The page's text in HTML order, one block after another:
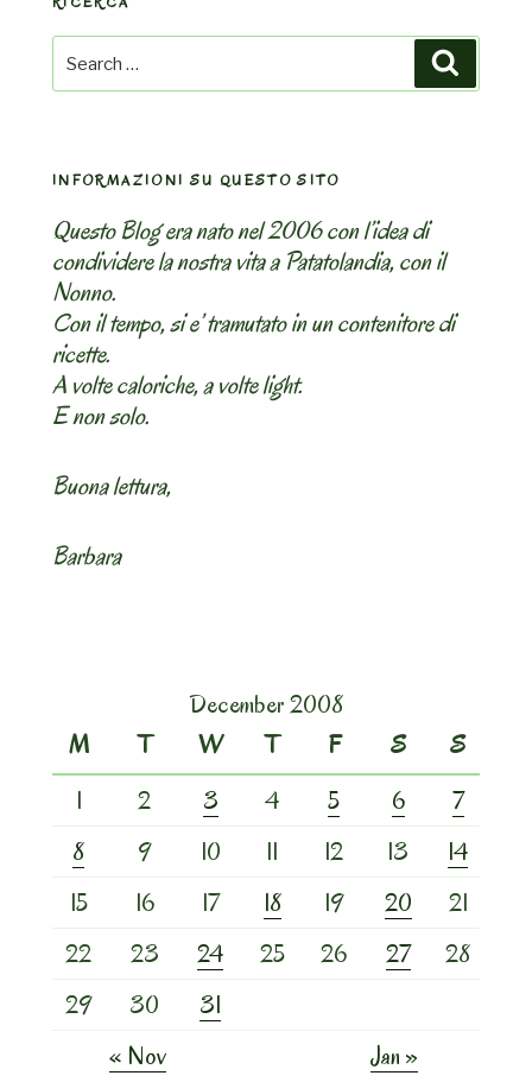
Search
for:
INFORMAZIONI SU QUESTO SITO
Questo Blog era nato nel 2006 con l’idea di
condividere la nostra vita a Patatolandia, con il
Nonno.
Con il tempo, si e’ tramutato in un contenitore di
ricette.
A volte caloriche, a volte light.
E non solo.
Buona lettura,
Barbara
December 2008
M
T W T F S
S
1
2 3 4 5 6
7
8
9 10 11 12 13
14
15
16 17 18 19 20
21
22
23 24 25 26 27
28
29
30
31
« Nov
Jan »